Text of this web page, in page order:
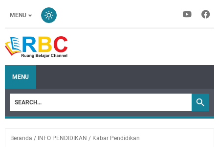
MENU
MENU
Beranda / INFO PENDIDIKAN / Kabar Pendidikan